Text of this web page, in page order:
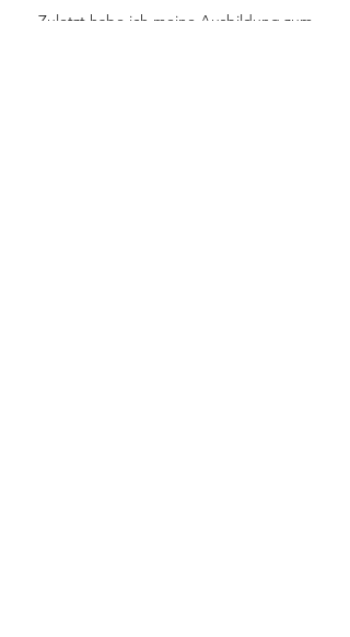
Zuletzt habe ich meine Ausbildung zum